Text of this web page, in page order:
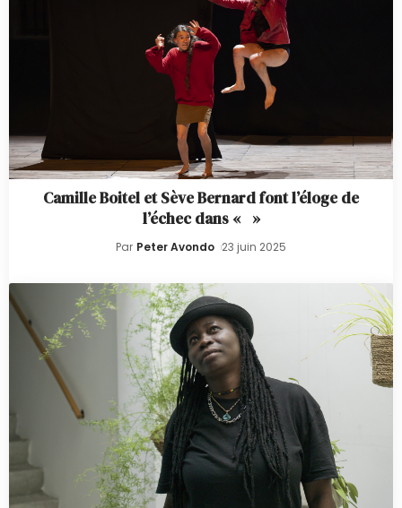
Camille Boitel et Sève Bernard font l’éloge de
l’échec dans « »
Par Peter Avondo 23 juin 2025